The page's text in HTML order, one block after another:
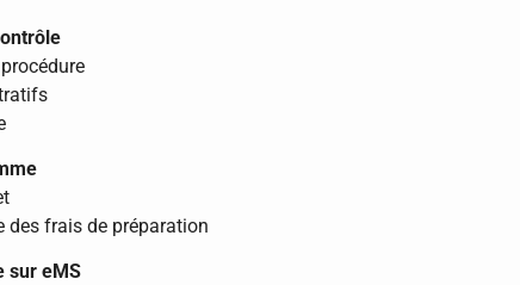
frais de préparation
sur eMS